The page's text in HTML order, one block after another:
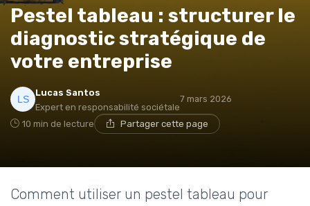
Pestel tableau : structurer le
diagnostic stratégique de
votre entreprise
Lucas Santos
Expert en responsabilité sociétale
7 mars 2026
10 min de lecture Partager cette page
Comment utiliser un pestel tableau pour